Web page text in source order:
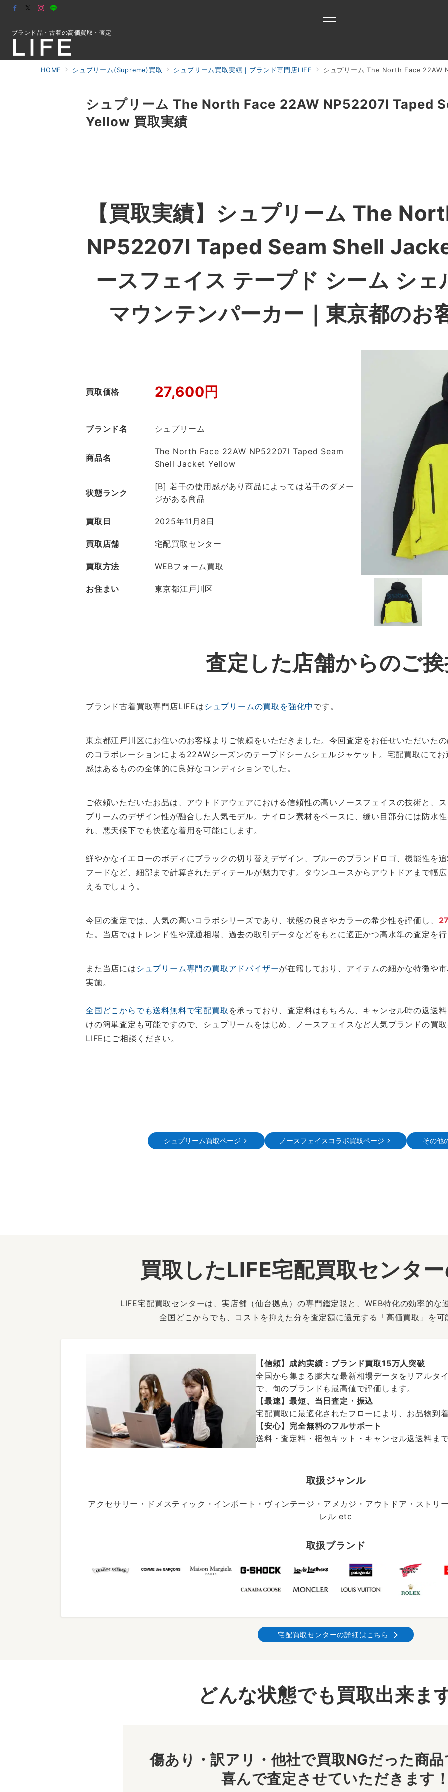
ブランド品・古着の高価買取・査定
HOME シュプリーム(Supreme)買取 シュプリーム買取実績｜ブランド専門店LIFE シュプリーム The North Face 22AW
シュプリーム The North Face 22AW NP52207I Taped
Yellow 買取実績
【買取実績】 シュプリーム The
NP52207I Taped Seam Shell
ースフェイス テープド シーム シ
マウンテンパーカー ｜東京都のお
買取価格 27,600円
ブランド名 シュプリーム
商品名
The North Face 22AW NP52207I Taped Seam
Shell Jacket Yellow
状態ランク
[B] 若干の使用感があり商品によっては若干のダメー
ジがある商品
買取日 2025年11月8日
買取店舗 宅配買取センター
買取方法 WEBフォーム買取
お住まい 東京都江戸川区
査定した店舗からのご
ブランド古着買取専門店LIFEは シュプリームの買取を強化中 です。
東京都江戸川区にお住いのお客様よりご依頼をいただきました。今回査定をお任せいただいた
のコラボレーションによる22AWシーズンのテープドシームシェルジャケット。宅配買取にて
感はあるものの全体的に良好なコンディションでした。
ご依頼いただいたお品は、アウトドアウェアにおける信頼性の高いノースフェイスの技術と、
プリームのデザイン性が融合した人気モデル。ナイロン素材をベースに、縫い目部分には防水
れ、悪天候下でも快適な着用を可能にします。
鮮やかなイエローのボディにブラックの切り替えデザイン、ブルーのブランドロゴ、機能性を
フードなど、細部まで計算されたディテールが魅力です。タウンユースからアウトドアまで幅
えるでしょう。
今回の査定では、人気の高いコラボシリーズであり、状態の良さやカラーの希少性を評価し、
た。当店ではトレンド性や流通相場、過去の取引データなどをもとに適正かつ高水準の査定を
また当店には シュプリーム専門の買取アドバイザーが在籍しており、アイテムの細かな特徴や
実施。
全国どこからでも送料無料で宅配買取 を承っており、査定料はもちろん、キャンセル時の返送
けの簡単査定も可能ですので、シュプリームをはじめ、ノースフェイスなど人気ブランドの買
LIFEにご相談ください。
シュプリーム買取ページ ノースフェイスコラボ買取ページ その他
買取したLIFE宅配買取センタ
LIFE宅配買取センターは、実店舗（仙台拠点）の専門鑑定眼と、WEB特化の効率的な
全国どこからでも、コストを抑えた分を査定額に還元する「高価買取」を
【信頼】成約実績：ブランド買取15万人突破
全国から集まる膨大な最新相場データをリアルタ
で、旬のブランドも最高値で評価します。
【最速】最短、当日査定・振込
宅配買取に最適化されたフローにより、お品物到
【安心】完全無料のフルサポート
送料・査定料・梱包キット・キャンセル返送料ま
取扱ジャンル
アクセサリー・ドメスティック・インポート・ヴィンテージ・アメカジ・アウトドア・ストリ
レル etc
取扱ブランド
宅配買取センターの詳細はこちら
どんな状態でも買取出来ま
傷あり・訳アリ・他社で買取NGだった商
喜んで査定させていただきます